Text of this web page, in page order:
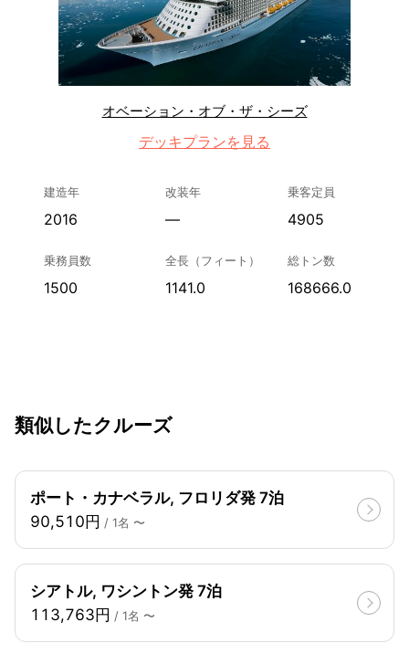
オベーション・オブ・ザ・シーズ
デッキプランを見る
建造年
2016
改装年
—
乗客定員
4905
乗務員数
1500
全長（フィート）
1141.0
総トン数
168666.0
類似したクルーズ
ポート・カナベラル, フロリダ発 7泊
90,510円 / 1名 〜
シアトル, ワシントン発 7泊
113,763円 / 1名 〜